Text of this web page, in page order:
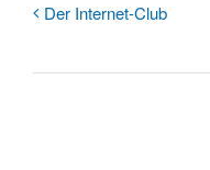
Der Internet-Club